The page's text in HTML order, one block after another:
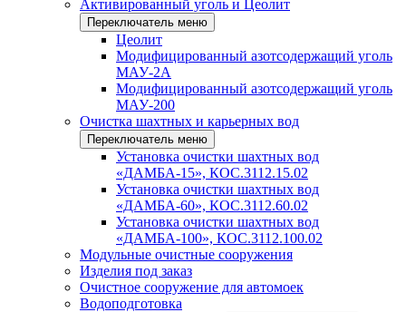
Активированный уголь и Цеолит
Переключатель меню
Цеолит
Модифицированный азотсодержащий уголь
МАУ-2А
Модифицированный азотсодержащий уголь
МАУ-200
Очистка шахтных и карьерных вод
Переключатель меню
Установка очистки шахтных вод
«ДАМБА-15», КОС.3112.15.02
Установка очистки шахтных вод
«ДАМБА-60», КОС.3112.60.02
Установка очистки шахтных вод
«ДАМБА-100», КОС.3112.100.02
Модульные очистные сооружения
Изделия под заказ
Очистное сооружение для автомоек
Водоподготовка